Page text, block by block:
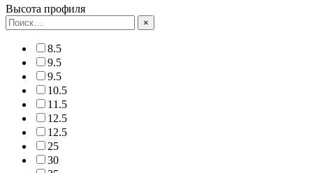
Высота профиля
×
8.5
9.5
9.5
10.5
11.5
12.5
12.5
25
30